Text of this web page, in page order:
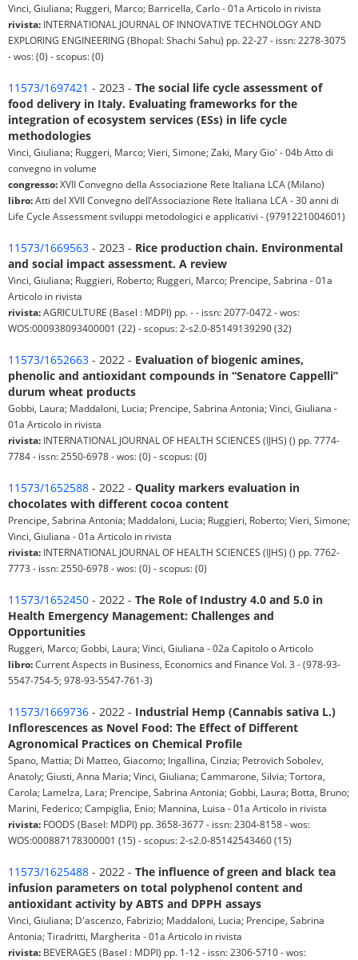
Vinci, Giuliana; Ruggeri, Marco; Barricella, Carlo - 01a Articolo in rivista
rivista: INTERNATIONAL JOURNAL OF INNOVATIVE TECHNOLOGY AND
EXPLORING ENGINEERING (Bhopal: Shachi Sahu) pp. 22-27 - issn: 2278-3075
- wos: (0) - scopus: (0)
11573/1697421 - 2023 - The social life cycle assessment of
food delivery in Italy. Evaluating frameworks for the
integration of ecosystem services (ESs) in life cycle
methodologies
Vinci, Giuliana; Ruggeri, Marco; Vieri, Simone; Zaki, Mary Gio' - 04b Atto di
convegno in volume
congresso:XVII Convegno della Associazione Rete Italiana LCA (Milano)
libro:Atti del XVII Convegno dell’Associazione Rete Italiana LCA - 30 anni di
Life Cycle Assessment sviluppi metodologici e applicativi - (9791221004601)
11573/1669563 - 2023 - Rice production chain. Environmental
and social impact assessment. A review
Vinci, Giuliana; Ruggieri, Roberto; Ruggeri, Marco; Prencipe, Sabrina - 01a
Articolo in rivista
rivista:AGRICULTURE (Basel : MDPI) pp. - - issn: 2077-0472 - wos:
WOS:000938093400001 (22) - scopus: 2-s2.0-85149139290 (32)
11573/1652663 - 2022 - Evaluation of biogenic amines,
phenolic and antioxidant compounds in “Senatore Cappelli”
durum wheat products
Gobbi, Laura; Maddaloni, Lucia; Prencipe, Sabrina Antonia; Vinci, Giuliana -
01a Articolo in rivista
rivista: INTERNATIONAL JOURNAL OF HEALTH SCIENCES (IJHS) () pp. 7774-
7784 - issn: 2550-6978 - wos: (0) - scopus: (0)
11573/1652588 - 2022 - Quality markers evaluation in
chocolates with different cocoa content
Prencipe, Sabrina Antonia; Maddaloni, Lucia; Ruggieri, Roberto; Vieri, Simone;
Vinci, Giuliana - 01a Articolo in rivista
rivista: INTERNATIONAL JOURNAL OF HEALTH SCIENCES (IJHS) () pp. 7762-
7773 - issn: 2550-6978 - wos: (0) - scopus: (0)
11573/1652450 - 2022 - The Role of Industry 4.0 and 5.0 in
Health Emergency Management: Challenges and
Opportunities
Ruggeri, Marco; Gobbi, Laura; Vinci, Giuliana - 02a Capitolo o Articolo
libro:Current Aspects in Business, Economics and Finance Vol. 3 - (978-93-
5547-754-5; 978-93-5547-761-3)
11573/1669736 - 2022 - Industrial Hemp (Cannabis sativa L.)
Inflorescences as Novel Food: The Effect of Different
Agronomical Practices on Chemical Profile
Spano, Mattia; Di Matteo, Giacomo; Ingallina, Cinzia; Petrovich Sobolev,
Anatoly; Giusti, Anna Maria; Vinci, Giuliana; Cammarone, Silvia; Tortora,
Carola; Lamelza, Lara; Prencipe, Sabrina Antonia; Gobbi, Laura; Botta, Bruno;
Marini, Federico; Campiglia, Enio; Mannina, Luisa - 01a Articolo in rivista
rivista: FOODS (Basel: MDPI) pp. 3658-3677 - issn: 2304-8158 - wos:
WOS:000887178300001 (15) - scopus: 2-s2.0-85142543460 (15)
11573/1625488 - 2022 - The influence of green and black tea
infusion parameters on total polyphenol content and
antioxidant activity by ABTS and DPPH assays
Vinci, Giuliana; D'ascenzo, Fabrizio; Maddaloni, Lucia; Prencipe, Sabrina
Antonia; Tiradritti, Margherita - 01a Articolo in rivista
rivista: BEVERAGES (Basel : MDPI) pp. 1-12 - issn: 2306-5710 - wos: